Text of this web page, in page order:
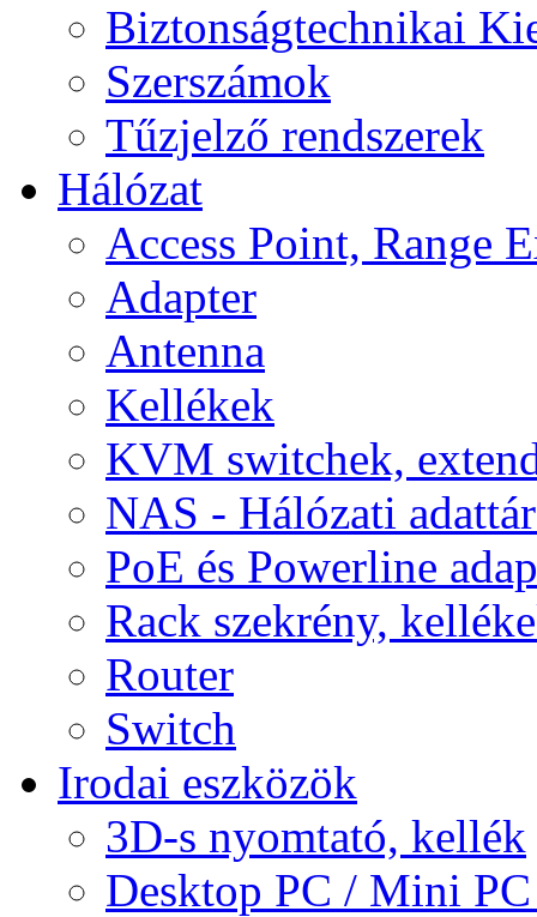
Biztonságtechnikai
Szerszámok
Tűzjelző rendszerek
Hálózat
Access Point, Range
Adapter
Antenna
Kellékek
KVM switchek,
NAS - Hálózati
PoE és Powerline
Rack szekrény,
Router
Switch
Irodai eszközök
3D-s nyomtató, kellék
Desktop PC / Mini